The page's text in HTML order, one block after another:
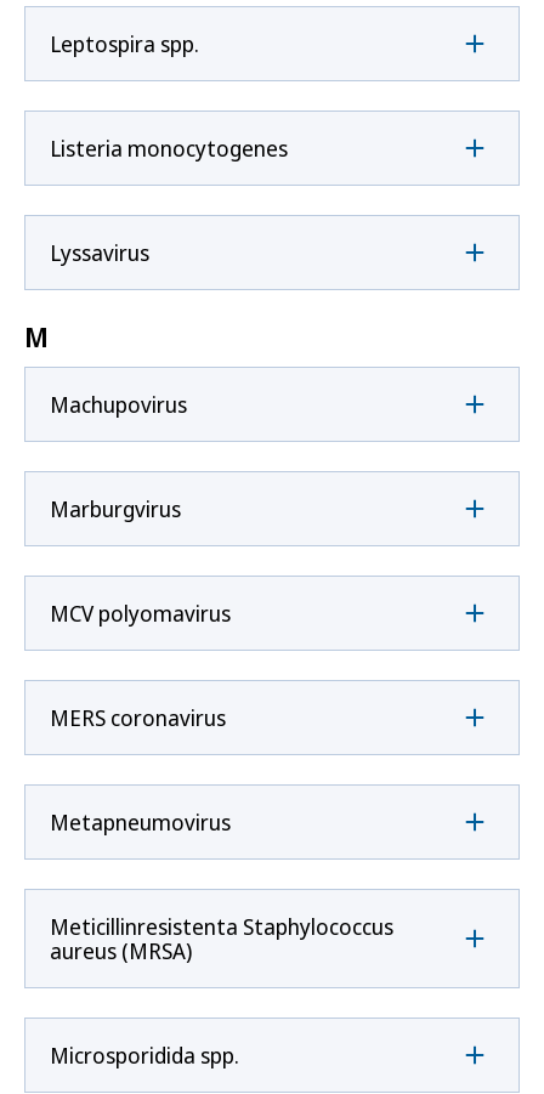
Leptospira spp.
Listeria monocytogenes
Lyssavirus
M
Machupovirus
Marburgvirus
MCV polyomavirus
MERS coronavirus
Metapneumovirus
Meticillinresistenta Staphylococcus
aureus (MRSA)
Microsporidida spp.